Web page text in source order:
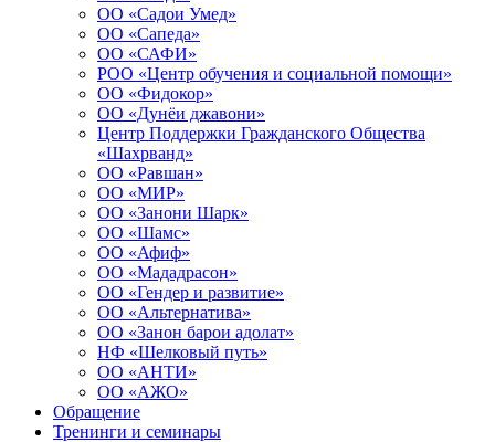
ОО «Садои Умед»
ОО «Сапеда»
ОО «САФИ»
РОО «Центр обучения и социальной помощи»
ОО «Фидокор»
ОО «Дунёи джавони»
Центр Поддержки Гражданского Общества
«Шахрванд»
ОО «Равшан»
ОО «МИР»
ОО «Занони Шарк»
ОО «Шамс»
ОО «Афиф»
ОО «Мададрасон»
ОО «Гендер и развитие»
ОО «Альтернатива»
ОО «Занон барои адолат»
НФ «Шелковый путь»
ОО «АНТИ»
ОО «АЖО»
Обращение
Тренинги и семинары